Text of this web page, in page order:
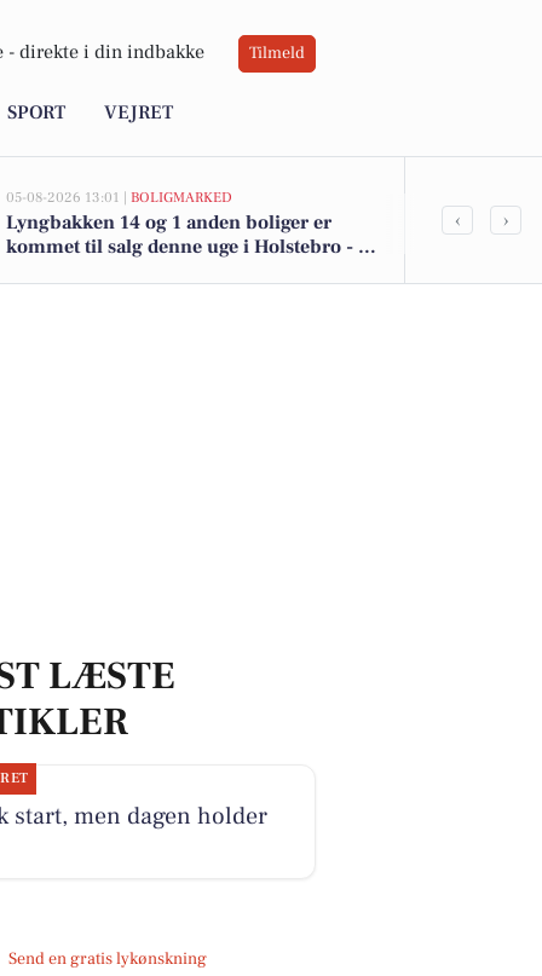
- direkte i din indbakke Tilmeld
SPORT VEJRET
05-08-2026 13:01 | BOLIGMARKED
Lyngbakken 14 og 1 anden boliger er
kommet til salg denne uge i Holstebro - se
Top 6 over
‹ ›
LÆSTE
start, men dagen holder
Send en gratis lykønskning